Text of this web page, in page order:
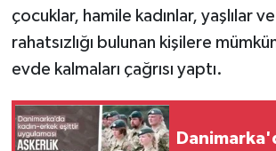
çocuklar, hamile kadınlar, yaşlılar
rahatsızlığı bulunan kişilere
evde kalmaları çağrısı yaptı.